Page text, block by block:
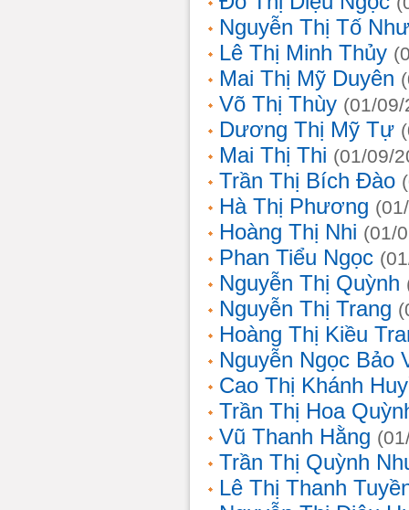
Nguyễn Thị Tố Như
Lê Thị Minh Thủy
Mai Thị Mỹ Duyên
Võ Thị Thùy (01/
Dương Thị Mỹ Tự
Mai Thị Thi (01/09/
Trần Thị Bích Đào
Hà Thị Phương
Hoàng Thị Nhi (01/
Phan Tiểu Ngọc
Nguyễn Thị Quỳnh
Nguyễn Thị Trang
Hoàng Thị Kiều
Nguyễn Ngọc Bảo
Cao Thị Khánh
Trần Thị Hoa
Vũ Thanh Hằng
Trần Thị Quỳnh
Lê Thị Thanh